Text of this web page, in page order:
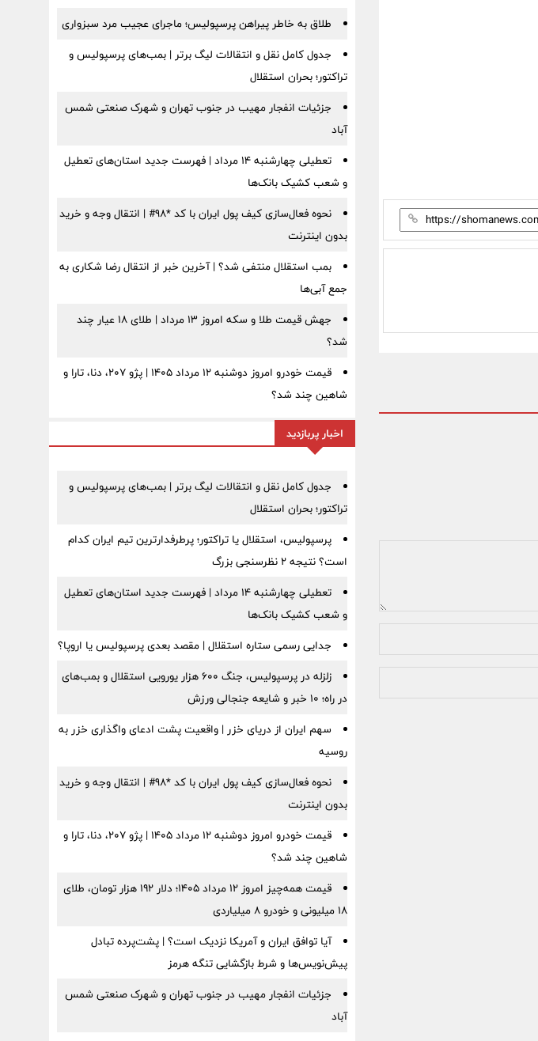
طلاق به خاطر پیراهن پرسپولیس؛ ماجرای عجیب مرد سبزواری
جدول کامل نقل و انتقالات لیگ برتر | بمب‌های پرسپولیس و
تراکتور؛ بحران استقلال
جزئیات انفجار مهیب در جنوب تهران و شهرک صنعتی شمس
آباد
تعطیلی چهارشنبه ۱۴ مرداد | فهرست جدید استان‌های تعطیل
و شعب کشیک بانک‌ها
نحوه فعال‌سازی کیف پول ایران با کد *98# | انتقال وجه و خرید
بدون اینترنت
بمب استقلال منتفی شد؟ | آخرین خبر از انتقال رضا شکاری به
جمع آبی‌ها
جهش قیمت طلا و سکه امروز ۱۳ مرداد | طلای ۱۸ عیار چند
شد؟
قیمت خودرو امروز دوشنبه ۱۲ مرداد ۱۴۰۵ | پژو ۲۰۷، دنا، تارا و
شاهین چند شد؟
اخبار پربازدید
جدول کامل نقل و انتقالات لیگ برتر | بمب‌های پرسپولیس و
تراکتور؛ بحران استقلال
پرسپولیس، استقلال یا تراکتور؛ پرطرفدارترین تیم ایران کدام
است؟ نتیجه ۲ نظرسنجی بزرگ
تعطیلی چهارشنبه ۱۴ مرداد | فهرست جدید استان‌های تعطیل
و شعب کشیک بانک‌ها
جدایی رسمی ستاره استقلال | مقصد بعدی پرسپولیس یا اروپا؟
زلزله در پرسپولیس، جنگ ۶۰۰ هزار یورویی استقلال و بمب‌های
در راه؛ ۱۰ خبر و شایعه جنجالی ورزش
سهم ایران از دریای خزر | واقعیت پشت ادعای واگذاری خزر به
روسیه
نحوه فعال‌سازی کیف پول ایران با کد *98# | انتقال وجه و خرید
بدون اینترنت
قیمت خودرو امروز دوشنبه ۱۲ مرداد ۱۴۰۵ | پژو ۲۰۷، دنا، تارا و
شاهین چند شد؟
قیمت همه‌چیز امروز ۱۲ مرداد ۱۴۰۵؛ دلار ۱۹۲ هزار تومان، طلای
۱۸ میلیونی و خودرو ۸ میلیاردی
آیا توافق ایران و آمریکا نزدیک است؟ | پشت‌پرده تبادل
پیش‌نویس‌ها و شرط بازگشایی تنگه هرمز
جزئیات انفجار مهیب در جنوب تهران و شهرک صنعتی شمس
آباد